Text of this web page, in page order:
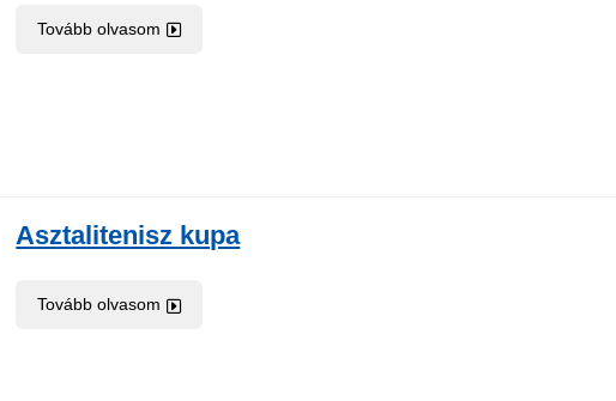
Tovább olvasom
Asztalitenisz kupa
Tovább olvasom